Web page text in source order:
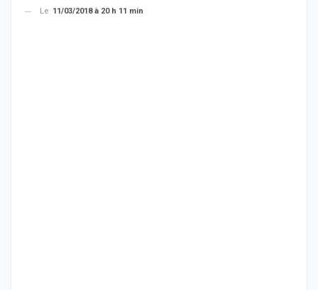
Le 11/03/2018 à 20 h 11 min